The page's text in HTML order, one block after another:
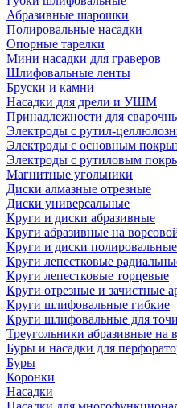
Абразивные шарошки
Полировальные насадки
Опорные тарелки
Мини насадки для граверов
Шлифовальные ленты
Бруски и камни
Насадки для дрели и УШМ
Принадлежности для
Электроды с рутил-
Электроды с основным
Электроды с рутиловым
Магнитные угольники
Диски алмазные отрезные
Диски универсальные
Круги и диски абразивные
Круги абразивные на
Круги и диски полировальные
Круги лепестковые
Круги лепестковые торцевые
Круги отрезные и зачистные
Круги шлифовальные гибкие
Круги шлифовальные для
Треугольники абразивные на
Буры и насадки для
Буры
Коронки
Насадки